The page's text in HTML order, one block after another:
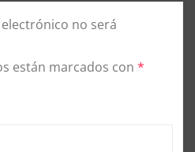
no será
están marcados con *